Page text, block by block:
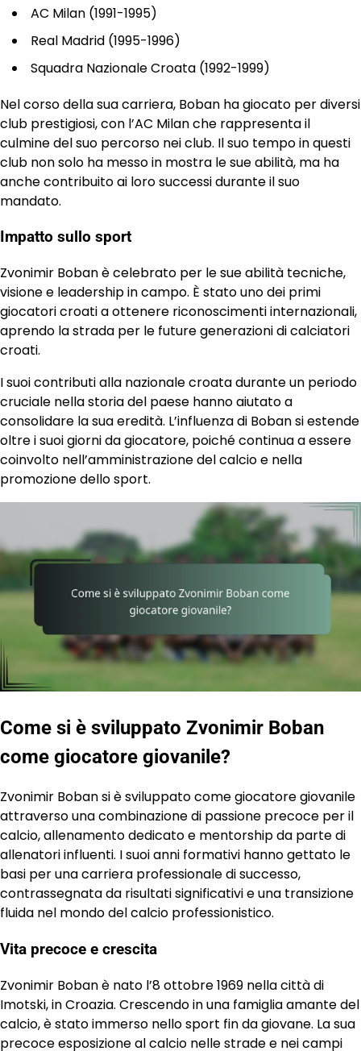
AC Milan (1991-1995)
Real Madrid (1995-1996)
Squadra Nazionale Croata (1992-1999)
Nel corso della sua carriera, Boban ha giocato per diversi
club prestigiosi, con l’AC Milan che rappresenta il
culmine del suo percorso nei club. Il suo tempo in questi
club non solo ha messo in mostra le sue abilità, ma ha
anche contribuito ai loro successi durante il suo
mandato.
Impatto sullo sport
Zvonimir Boban è celebrato per le sue abilità tecniche,
visione e leadership in campo. È stato uno dei primi
giocatori croati a ottenere riconoscimenti internazionali,
aprendo la strada per le future generazioni di calciatori
croati.
I suoi contributi alla nazionale croata durante un periodo
cruciale nella storia del paese hanno aiutato a
consolidare la sua eredità. L’influenza di Boban si estende
oltre i suoi giorni da giocatore, poiché continua a essere
coinvolto nell’amministrazione del calcio e nella
promozione dello sport.
Come si è sviluppato Zvonimir Boban
come giocatore giovanile?
Zvonimir Boban si è sviluppato come giocatore giovanile
attraverso una combinazione di passione precoce per il
calcio, allenamento dedicato e mentorship da parte di
allenatori influenti. I suoi anni formativi hanno gettato le
basi per una carriera professionale di successo,
contrassegnata da risultati significativi e una transizione
fluida nel mondo del calcio professionistico.
Vita precoce e crescita
Zvonimir Boban è nato l’8 ottobre 1969 nella città di
Imotski, in Croazia. Crescendo in una famiglia amante del
calcio, è stato immerso nello sport fin da giovane. La sua
precoce esposizione al calcio nelle strade e nei campi